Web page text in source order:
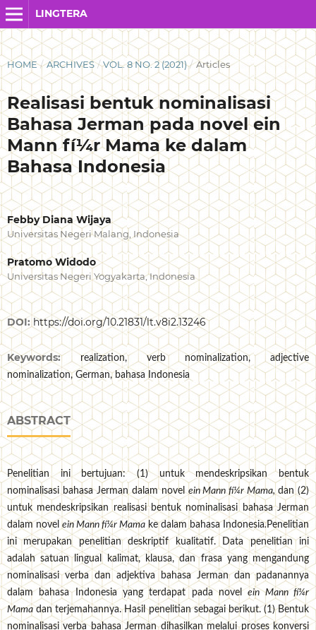
LINGTERA
HOME / ARCHIVES / VOL. 8 NO. 2 (2021) / Articles
Realisasi bentuk nominalisasi
Bahasa Jerman pada novel ein
Mann fí¼r Mama ke dalam
Bahasa Indonesia
Febby Diana Wijaya
Universitas Negeri Malang, Indonesia
Pratomo Widodo
Universitas Negeri Yogyakarta, Indonesia
DOI: https://doi.org/10.21831/lt.v8i2.13246
Keywords:realization, verb nominalization, adjective
nominalization, German, bahasa Indonesia
ABSTRACT
Penelitian ini bertujuan: (1) untuk mendeskripsikan bentuk
nominalisasi bahasa Jerman dalam novel ein Mann fí¼r Mama,dan (2)
untuk mendeskripsikan realisasi bentuk nominalisasi bahasa Jerman
dalam novel ein Mann fí¼r Mama ke dalam bahasa Indonesia.Penelitian
ini merupakan penelitian deskriptif kualitatif. Data penelitian ini
adalah satuan lingual kalimat, klausa, dan frasa yang mengandung
nominalisasi verba dan adjektiva bahasa Jerman dan padanannya
dalam bahasa Indonesia yang terdapat pada novelein Mann fí¼r
Mamadan terjemahannya. Hasil penelitian sebagai berikut. (1) Bentuk
nominalisasi verba bahasa Jerman dihasilkan melalui proses konversi